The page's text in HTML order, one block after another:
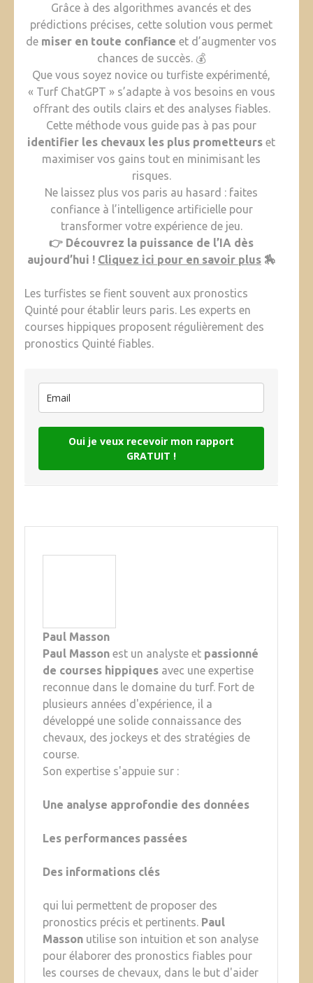
Grâce à des algorithmes avancés et des
prédictions précises, cette solution vous permet
de miser en toute confiance et d’augmenter vos
chances de succès. 💰
Que vous soyez novice ou turfiste expérimenté,
« Turf ChatGPT » s’adapte à vos besoins en vous
offrant des outils clairs et des analyses fiables.
Cette méthode vous guide pas à pas pour
identifier les chevaux les plus prometteurs et
maximiser vos gains tout en minimisant les
risques.
Ne laissez plus vos paris au hasard : faites
confiance à l’intelligence artificielle pour
transformer votre expérience de jeu.
👉 Découvrez la puissance de l’IA dès
aujourd’hui ! Cliquez ici pour en savoir plus 🏇
Les turfistes se fient souvent aux pronostics
Quinté pour établir leurs paris. Les experts en
courses hippiques proposent régulièrement des
pronostics Quinté fiables.
Oui je veux recevoir mon rapport
GRATUIT !
Paul Masson
Paul Masson est un analyste et passionné
de courses hippiques avec une expertise
reconnue dans le domaine du turf. Fort de
plusieurs années d'expérience, il a
développé une solide connaissance des
chevaux, des jockeys et des stratégies de
course.
Son expertise s'appuie sur :
Une analyse approfondie des données
Les performances passées
Des informations clés
qui lui permettent de proposer des
pronostics précis et pertinents. Paul
Masson utilise son intuition et son analyse
pour élaborer des pronostics fiables pour
les courses de chevaux, dans le but d'aider